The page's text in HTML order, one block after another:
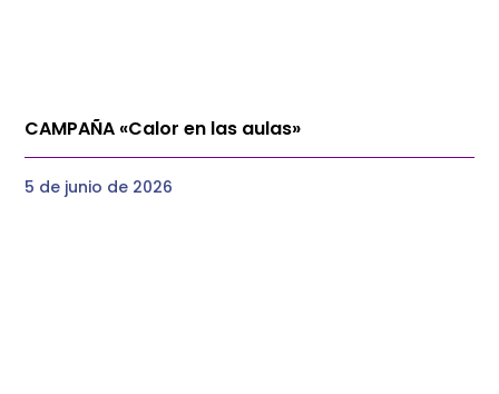
CAMPAÑA «Calor en las aulas»
5 de junio de 2026